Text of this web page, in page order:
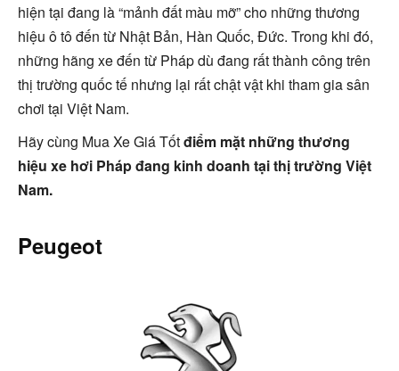
hiện tại đang là “mảnh đất màu mỡ” cho những thương
hiệu ô tô đến từ Nhật Bản, Hàn Quốc, Đức. Trong khi đó,
những hãng xe đến từ Pháp dù đang rất thành công trên
thị trường quốc tế nhưng lại rất chật vật khi tham gia sân
chơi tại Việt Nam.
Hãy cùng Mua Xe Giá Tốtđiểm mặt những thương
hiệu xe hơi Pháp đang kinh doanh tại thị trường Việt
Nam.
Peugeot